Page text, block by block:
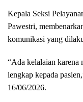
Kepala Seksi
Pawestri,
komunikasi yang
“Ada kelalaian karena
lengkap kepada
16/06/2026.